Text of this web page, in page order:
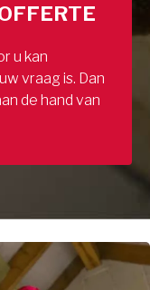
u kan
vraag is. Dan
de hand van